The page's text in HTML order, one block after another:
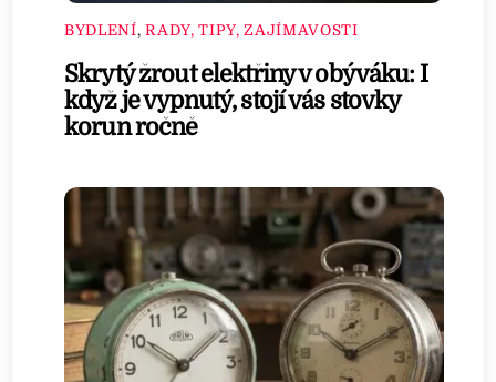
BYDLENÍ,RADY, TIPY, ZAJÍMAVOSTI
Skrytý žrout elektřiny v obýváku: I
když je vypnutý, stojí vás stovky
korun ročně